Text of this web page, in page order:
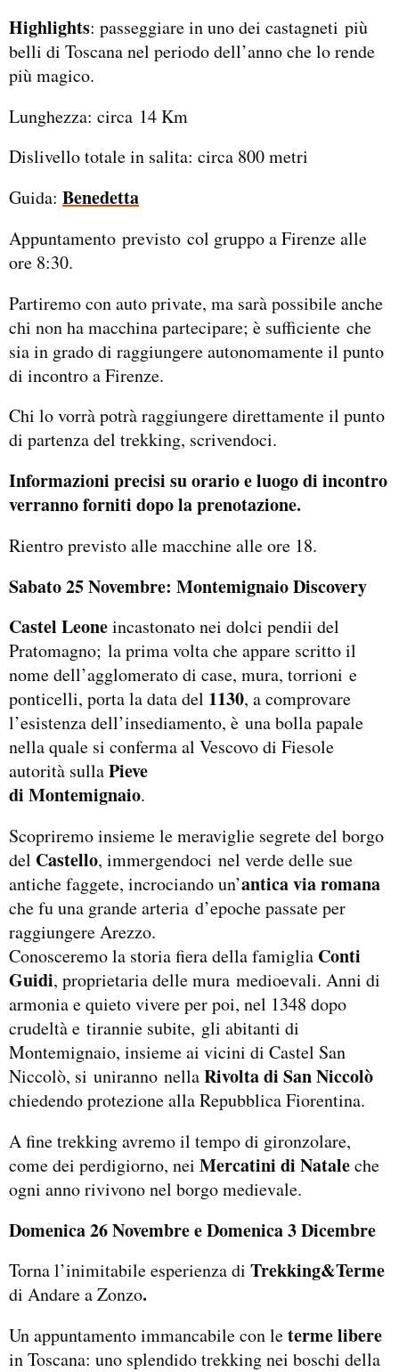
Highlights: passeggiare in uno dei castagneti più
belli di Toscana nel periodo dell’anno che lo rende
più magico.
Lunghezza: circa 14 Km
Dislivello totale in salita: circa 800 metri
Guida: Benedetta
Appuntamento previsto col gruppo a Firenze alle
ore 8:30.
Partiremo con auto private, ma sarà possibile anche
chi non ha macchina partecipare; è sufficiente che
sia in grado di raggiungere autonomamente il punto
di incontro a Firenze.
Chi lo vorrà potrà raggiungere direttamente il punto
di partenza del trekking, scrivendoci.
Informazioni precisi su orario e luogo di incontro
verranno forniti dopo la prenotazione.
Rientro previsto alle macchine alle ore 18.
Sabato 25 Novembre: Montemignaio Discovery
Castel Leoneincastonato nei dolci pendii del
Pratomagno; la prima volta che appare scritto il
nome dell’agglomerato di case, mura, torrioni e
ponticelli, porta la data del 1130, a comprovare
l’esistenza dell’insediamento, è una bolla papale
nella quale si conferma al Vescovo di Fiesole
autorità sullaPieve
di Montemignaio.
Scopriremo insieme le meraviglie segrete del borgo
del Castello, immergendoci nel verde delle sue
antiche faggete, incrociando un’antica via romana
che fu una grande arteria d’epoche passate per
raggiungere Arezzo.
Conosceremo la storia fiera della famiglia Conti
Guidi, proprietaria delle mura medioevali. Anni di
armonia e quieto vivere per poi, nel 1348 dopo
crudeltà e tirannie subite, gli abitanti di
Montemignaio, insieme ai vicini di Castel San
Niccolò, si uniranno nellaRivolta di San Niccolò
chiedendo protezione alla Repubblica Fiorentina.
A fine trekking avremo il tempo di gironzolare,
come dei perdigiorno, nei Mercatini di Nataleche
ogni anno rivivono nel borgo medievale.
Domenica 26 Novembre e Domenica 3 Dicembre
Torna l’inimitabile esperienza di Trekking&Terme
di Andare a Zonzo.
Un appuntamento immancabile con leterme libere
in Toscana: uno splendido trekking nei boschi della